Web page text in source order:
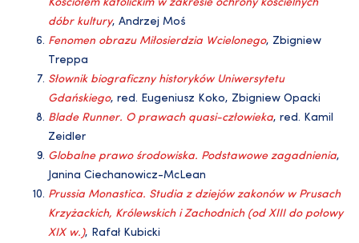
Kościołem katolickim w zakresie ochrony kościelnych
dóbr kultury, Andrzej Moś
Fenomen obrazu Miłosierdzia Wcielonego, Zbigniew
Treppa
Słownik biograficzny historyków Uniwersytetu
Gdańskiego, red. Eugeniusz Koko, Zbigniew Opacki
Blade Runner. O prawach quasi-człowieka, red. Kamil
Zeidler
Globalne prawo środowiska. Podstawowe zagadnienia,
Janina Ciechanowicz-McLean
Prussia Monastica. Studia z dziejów zakonów w Prusach
Krzyżackich, Królewskich i Zachodnich (od XIII do połowy
XIX w.), Rafał Kubicki